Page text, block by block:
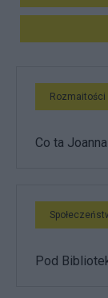
Rozmaitości
Co ta
Pod